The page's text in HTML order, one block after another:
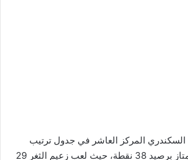
السكندري المركز العاشر في جدول ترتيب
الدوري المصري الممتاز برصيد 38 نقطة، حيث لعب زعيم الثغر 29